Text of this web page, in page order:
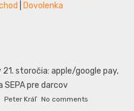
Dovolenka
storočia: apple/google pay,
pre darcov
Peter Kráľ No comments